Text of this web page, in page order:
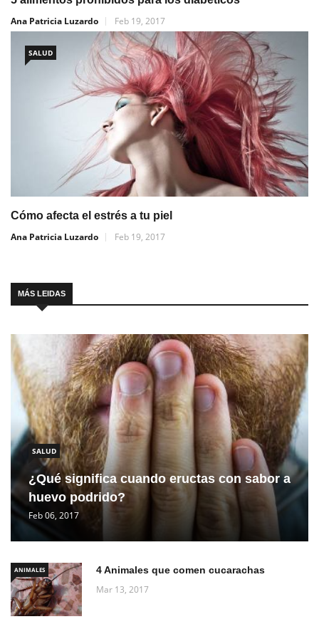
Ana Patricia Luzardo
Feb 19, 2017
SALUD
Cómo afecta el estrés a tu piel
Ana Patricia Luzardo
Feb 19, 2017
MÁS LEIDAS
SALUD
¿Qué significa cuando eructas con sabor a
huevo podrido?
Feb 06, 2017
ANIMALES 4 Animales que comen cucarachas
Mar 13, 2017